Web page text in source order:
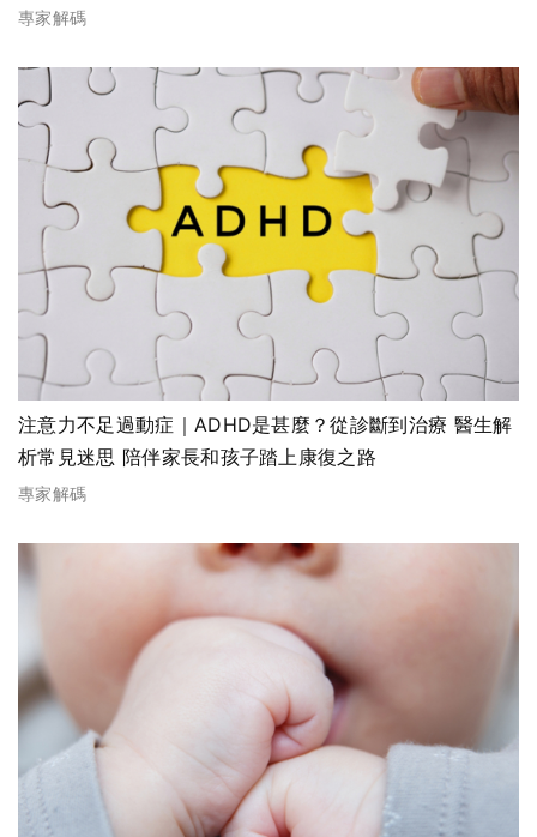
專家解碼
注意力不足過動症｜ADHD是甚麼？從診斷到治療 醫生解
析常見迷思 陪伴家長和孩子踏上康復之路
專家解碼